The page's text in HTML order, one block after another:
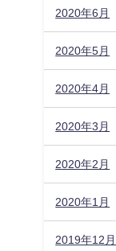
2020年6月
2020年5月
2020年4月
2020年3月
2020年2月
2020年1月
2019年12月